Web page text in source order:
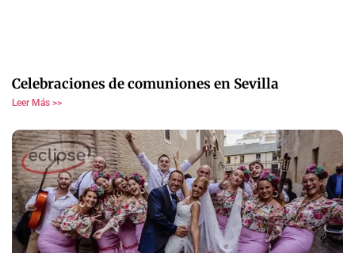
Celebraciones de comuniones en Sevilla
Leer Más >>